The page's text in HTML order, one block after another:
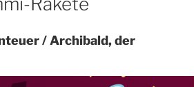
/ Archibald, der